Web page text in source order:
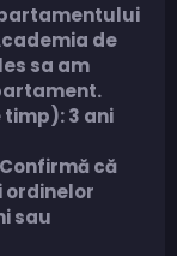
de
sa am
timp): 3 ani
că
ordinelor
sau